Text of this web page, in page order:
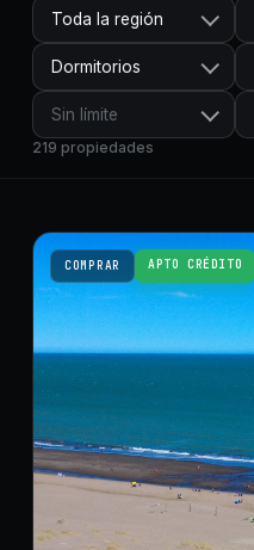
Toda la región
Dormitorios
Sin límite
219 propiedades
COMPRAR APTO CRÉDITO